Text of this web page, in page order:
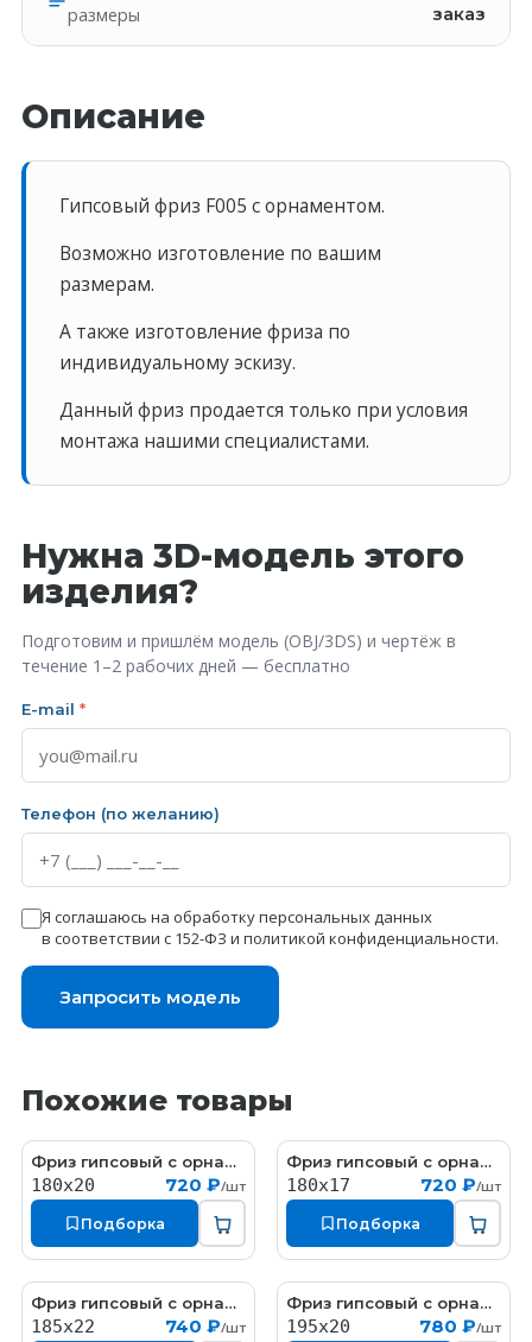
размеры
заказ
Описание
Гипсовый фриз F005 c орнаментом.
Возможно изготовление по вашим
размерам.
А также изготовление фриза по
индивидуальному эскизу.
Данный фриз продается только при условия
монтажа нашими специалистами.
Нужна 3D-модель этого
изделия?
Подготовим и пришлём модель (OBJ/3DS) и чертёж в
течение 1–2 рабочих дней — бесплатно
E-mail *
Телефон (по желанию)
Я соглашаюсь на обработку персональных данных
в соответствии с 152-ФЗ и политикой конфиденциальности.
Запросить модель
Похожие товары
F024Фриз гипсовый с орнаментом
180х20 720 ₽/шт
Подборка
F018-3Фриз гипсовый с орнаментом
180х17 720 ₽/шт
Подборка
F004Фриз гипсовый с орнаментом
185х22 740 ₽/шт F006Фриз гипсовый с орнаментом
195х20 780 ₽/шт